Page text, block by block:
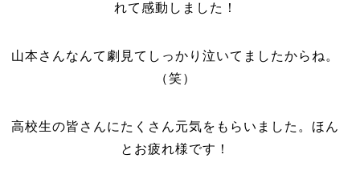
れて感動しました！
山本さんなんて劇見てしっかり泣いてましたからね。
（笑）
高校生の皆さんにたくさん元気をもらいました。ほん
とお疲れ様です！